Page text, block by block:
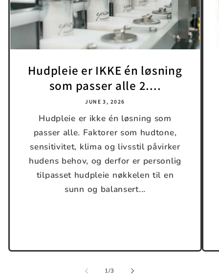
Hudpleie er IKKE én løsning
som passer alle 2....
JUNE 3, 2026
Hudpleie er ikke én løsning som
passer alle. Faktorer som hudtone,
sensitivitet, klima og livsstil påvirker
hudens behov, og derfor er personlig
tilpasset hudpleie nøkkelen til en
sunn og balansert...
1/of
3